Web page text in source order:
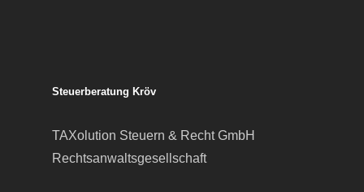
Steuerberatung Kröv
TAXolution Steuern & Recht GmbH
Rechtsanwaltsgesellschaft